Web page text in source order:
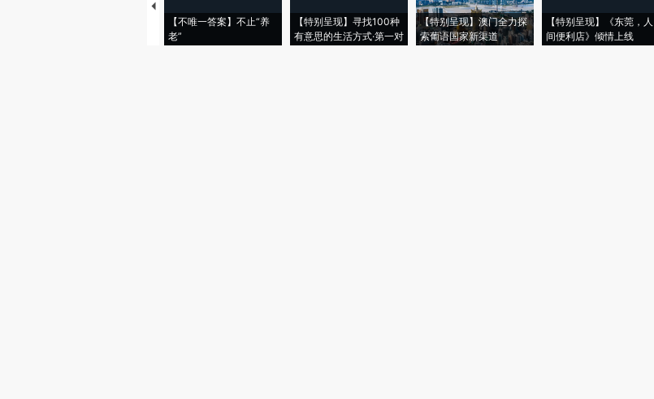
【不唯一答案】不止“养
老”
【特别呈现】寻找100种
有意思的生活方式·第一对
【特别呈现】澳门全力探
索葡语国家新渠道
【特别呈现】《东莞，人
间便利店》倾情上线